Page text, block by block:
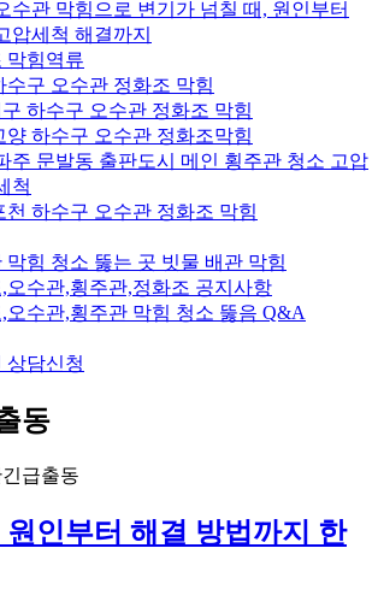
수관 막힘으로 변기가 넘칠 때, 원인부터
압세척 해결까지
막힘역류
수구 오수관 정화조 막힘
하수구 오수관 정화조 막힘
양 하수구 오수관 정화조막힘
주 문발동 출판도시 메인 횡주관 청소 고압
척
천 하수구 오수관 정화조 막힘
막힘 청소 뚫는 곳 빗물 배관 막힘
오수관,횡주관,정화조 공지사항
오수관,횡주관 막힘 청소 뚫음 Q&A
상담신청
동
급출동
인부터 해결 방법까지 한